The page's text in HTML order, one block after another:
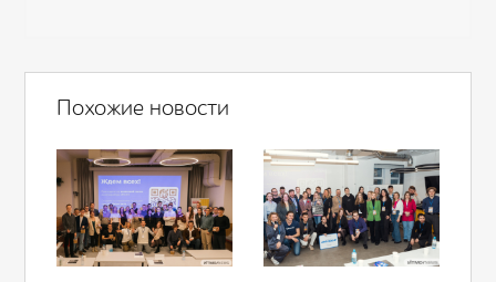
Похожие новости